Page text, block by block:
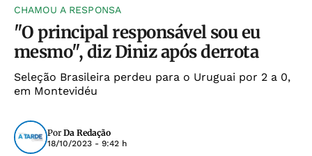
CHAMOU A RESPONSA
"O principal responsável sou eu
mesmo", diz Diniz após derrota
Seleção Brasileira perdeu para o Uruguai por 2 a 0,
em Montevidéu
Por Da Redação
18/10/2023 - 9:42 h